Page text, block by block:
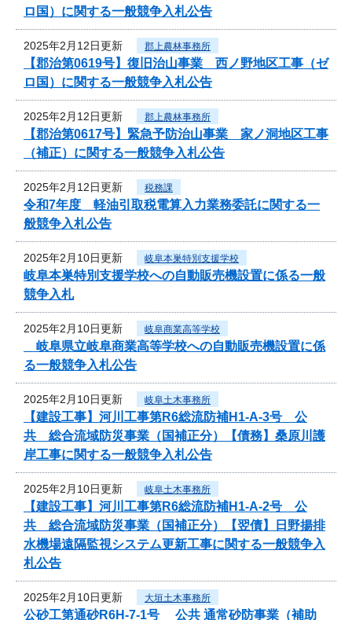
ロ国）に関する一般競争入札公告
2025年2月12日更新 郡上農林事務所
【郡治第0619号】復旧治山事業 西ノ野地区工事（ゼ
ロ国）に関する一般競争入札公告
2025年2月12日更新 郡上農林事務所
【郡治第0617号】緊急予防治山事業 家ノ洞地区工事
（補正）に関する一般競争入札公告
2025年2月12日更新 税務課
令和7年度 軽油引取税電算入力業務委託に関する一
般競争入札公告
2025年2月10日更新 岐阜本巣特別支援学校
岐阜本巣特別支援学校への自動販売機設置に係る一般
競争入札
2025年2月10日更新 岐阜商業高等学校
岐阜県立岐阜商業高等学校への自動販売機設置に係
る一般競争入札公告
2025年2月10日更新 岐阜土木事務所
【建設工事】河川工事第R6総流防補H1-A-3号 公
共 総合流域防災事業（国補正分）【債務】桑原川護
岸工事に関する一般競争入札公告
2025年2月10日更新 岐阜土木事務所
【建設工事】河川工事第R6総流防補H1-A-2号 公
共 総合流域防災事業（国補正分）【翌債】日野揚排
水機場遠隔監視システム更新工事に関する一般競争入
札公告
2025年2月10日更新 大垣土木事務所
公砂工第通砂R6H-7-1号 公共 通常砂防事業（補助